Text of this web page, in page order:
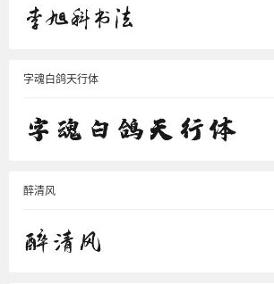
字魂白鸽天行体
醉清风